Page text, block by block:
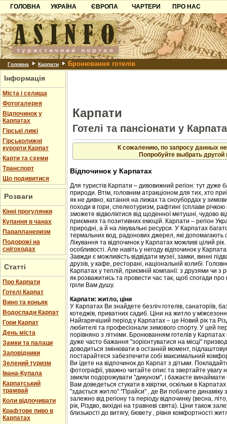
ГОЛОВНА
УКРАЇНА
Карпати
Азов
Причорноморря
Шацьк
ЄВРОПА
Чорногорія
Хорватія
Болгарія
Албанія
ЧАРТЕРИ
ПРО НАС
Контакти
Партнерам
Додати готель
Головна Карпати Бронювання готелів
Інформація
Міста і селища
Фотогалерея
Відпочинок у
Карпатах
Гірські лижі
Гірськолижні
курорти Карпат
Карти та схеми
Транспорт
Що подивитися
Розваги
Кінні прогулянки
Купання в чанах
Парапланеризм
Подорожі на
снігоходах
Статті
Про Карпати
Готелі Карпат
Вино та коньяк
Водоспади Карпат
Гори Карпат
День міста
Замки та палаци
Заповідники
Зелений туризм
Івана-Купала
Карпатський
трамвай
Коли відпочивати
Крафтове пиво в
Карпатах
Карпати
Готелі та пансіонати у
К сожалению, по запросу данных
Попробуйте выбрать другой
Відпочинок у Карпатах
Для туристів Карпати – дивовижний регіон: тут дуже
природи. Втім, головним атракціоном для тих, хто
як не дивно, катання на лижах та сноубордах у
походи в гори, спелеотуризм, рафтинг (сплави
зможете відволіктися від щоденної метушні, чудово
приємних та позитивних емоцій. Карпати – регіон
природні, а й на лікувальні ресурси. У Карпатах
термальних вод, радонових джерел, які допомагають
Лікування та відпочинок у Карпатах можливі цілий
особливості. Але навіть у негоду відпочинок у
Завжди є можливість відвідати музеї, замки, винні
друзів, у кафе, ресторані, національній колибі.
Карпатах у теплій, приємній компанії: з друзями чи
як розважитись та провести час так, щоб спогади
гріли Вам душу.
Карпати: житло, ціни
У Карпатах Ви знайдете безліч готелів, санаторіїв,
котеджів, приватних садиб. Ціни на житло у
Найгарячіший період у Карпатах – це Новий рік та
любителі та професіонали зимового спорту. У цей
порівняно з літніми. Бронюванням готелів у
дуже часто бажання "зорієнтуватися на місці"
доводиться змінювати в останній момент,
постарайтеся забезпечити собі максимальний
Ви їдете на відпочинок до Карпат з дітьми.
фотографії, уважно читайте опис та звертайте увагу
звикли подорожувати "дикуном", і бажаєте винаймати
Вам доведеться стукати в хвіртки, оскільки в
"здається житло"."Прайси" , де Ви побачите динаміку
залежно від регіону та періоду відпочинку (весна,
рік, Різдво, вихідні на травневі свята). Ціни також
близькості до витягу, бювету , рівня комфортності